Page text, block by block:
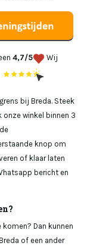
4,7/5
Wij
bij Breda. Steek
onze winkel binnen 3
knop om
of klaar laten
bericht en
Dan kunnen
of een ander